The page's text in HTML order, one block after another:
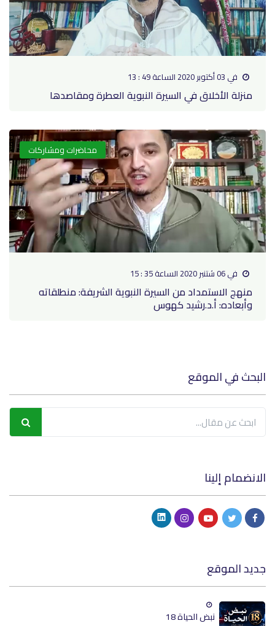
في 03 أكتوبر 2020 الساعة 49 : 13
منزلة الأخلاق في السيرة النبوية العطرة ومقاصدها
محاضرات ومشاركات
في 06 شتنبر 2020 الساعة 35 : 15
منهج الاستمداد من السيرة النبوية الشريفة: منطلقاته
وأبعاده: أ.د.رشيد كهوس
البحث في الموقع
الانضمام إلينا
جديد الموقع
نبض الحياة 18